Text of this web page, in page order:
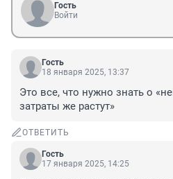
Гость
Войти
Гость
18 января 2025, 13:37
Это все, что нужно знать о
затраты же растут»
ОТВЕТИТЬ
Гость
17 января 2025, 14:25